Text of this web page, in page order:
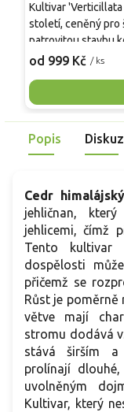
od 999 Kč / ks
Kultivar 'Verticillata
století, ceněný pro
patrovitou stavbu
téměř vodorovně,
vyrůstají ve
přibližně 2–3 cm a
šedozeleného
chladný nádech.
šištice.
Popis
Cedr
jehličnan,
jehlicemi, čímž
Tento
dospělosti
přičemž se
Růst je poměrně
větve mají
stromu dodává
stává širším a
prolínají
uvolněným
Kultivar, který